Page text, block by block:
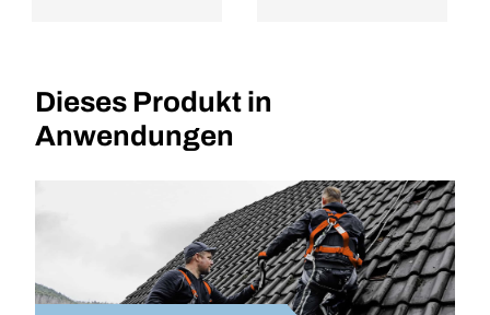
Dieses Produkt in
Anwendungen